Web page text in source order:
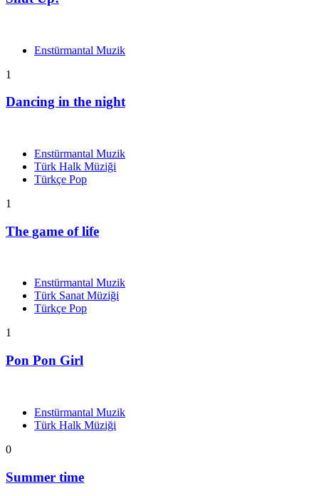
Enstürmantal Muzik
1
Dancing in the night
Enstürmantal Muzik
Türk Halk Müziği
Türkçe Pop
1
The game of life
Enstürmantal Muzik
Türk Sanat Müziği
Türkçe Pop
1
Pon Pon Girl
Enstürmantal Muzik
Türk Halk Müziği
0
Summer time